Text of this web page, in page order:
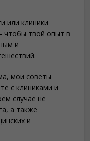
или клиники
чтобы твой опыт в
и
мои советы
с клиниками и
случае не
а также
и